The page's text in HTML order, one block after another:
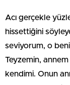
Acı gerçekle
hissettiğini
seviyorum, o
Teyzemin,
kendimi. Onun